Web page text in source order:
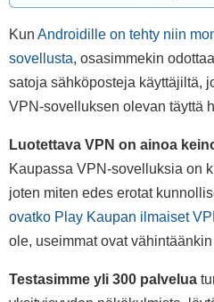
Kun Androidille on tehty niin
sovellusta, osasimmekin
satoja sähköposteja käyttäjiltä,
VPN-sovelluksen olevan täyttä
Luotettava VPN on ainoa
Kaupassa VPN-sovelluksia on
joten miten edes erotat
ovatko Play Kaupan ilmaiset
ole, useimmat ovat
Testasimme yli 300 palvelua